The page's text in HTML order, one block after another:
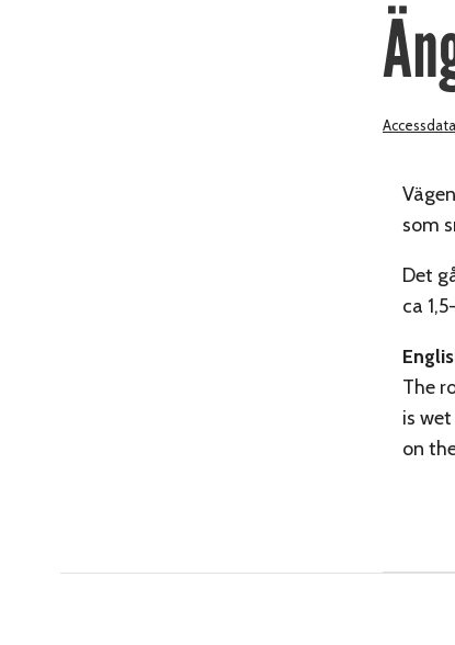
som
Det
ca
The
is
on